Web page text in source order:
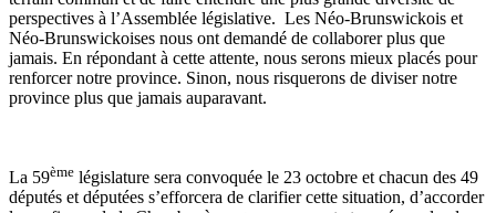
perspectives à l’Assemblée législative. Les Néo-Brunswickois et
Néo-Brunswickoises nous ont demandé de collaborer plus que
jamais. En répondant à cette attente, nous serons mieux placés pour
renforcer notre province. Sinon, nous risquerons de diviser notre
province plus que jamais auparavant.
La 59ème législature sera convoquée le 23 octobre et chacun des 49
députés et députées s’efforcera de clarifier cette situation, d’accorder